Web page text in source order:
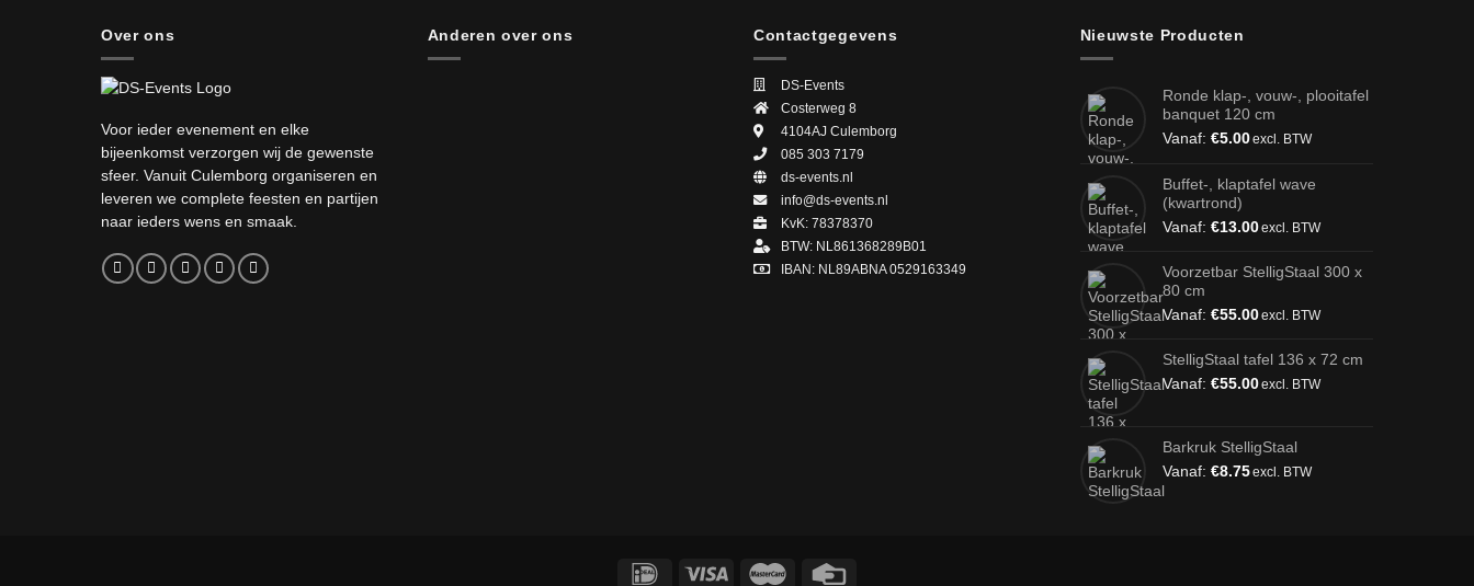
Over ons
Voor ieder evenement en elke
bijeenkomst verzorgen wij de gewenste
sfeer. Vanuit Culemborg organiseren en
leveren we complete feesten en partijen
naar ieders wens en smaak.
Anderen over ons Contactgegevens
DS-Events
Costerweg 8
4104AJ Culemborg
085 303 7179
ds-events.nl
info@ds-events.nl
KvK: 78378370
BTW: NL861368289B01
IBAN: NL89ABNA 0529163349
Nieuwste Producten
Ronde klap-, vouw-, plooitafel
banquet 120 cm
Vanaf: €5.00excl. BTW
Buffet-, klaptafel wave
(kwartrond)
Vanaf: €13.00excl. BTW
Voorzetbar StelligStaal 300 x
80 cm
Vanaf: €55.00excl. BTW
StelligStaal tafel 136 x 72 cm
Vanaf: €55.00excl. BTW
Barkruk StelligStaal
Vanaf: €8.75excl. BTW